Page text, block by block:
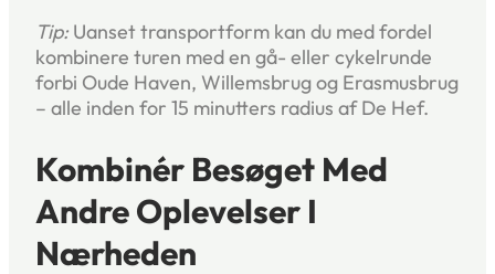
Tip: Uanset transportform kan du med fordel
kombinere turen med en gå- eller cykelrunde
forbi Oude Haven, Willemsbrug og Erasmusbrug
– alle inden for 15 minutters radius af De Hef.
Kombinér Besøget Med
Andre Oplevelser I
Nærheden